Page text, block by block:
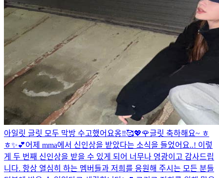
아일릿 글릿 모두 막방 수고했어요옹‼︎🥰💖🌹글릿 축하해요~ ㅎ
ㅎ✨💕어제 mma에서 신인상을 받았다는 소식을 들었어요..! 이렇
게 두 번째 신인상을 받을 수 있게 되어 너무나 영광이고 감사드립
니다. 항상 열심히 하는 멤버들과 저희를 응원해 주시는 모든 분들